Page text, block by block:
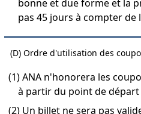
bonne et due forme et la
pas 45 jours à compter de
(D) Ordre d'utilisation des
(1) ANA n'honorera les
à partir du point de
(2) Un billet ne sera pas